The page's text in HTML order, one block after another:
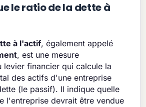
le ratio de la dette à
à l'actif, également appelé
, est une mesure
levier financier qui calcule la
des actifs d'une entreprise
(le passif). Il indique quelle
l'entreprise devrait être vendue